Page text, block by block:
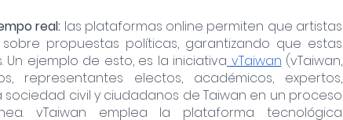
real: las plataformas online permiten que artistas
propuestas políticas, garantizando que estas
ejemplo de esto, es la iniciativa vTaiwan (vTaiwan,
representantes electos, académicos, expertos,
civil y ciudadanos de Taiwan en un proceso